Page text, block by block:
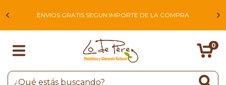
ENVIOS GRATIS SEGUN IMPORTE DE LA COMPRA
0